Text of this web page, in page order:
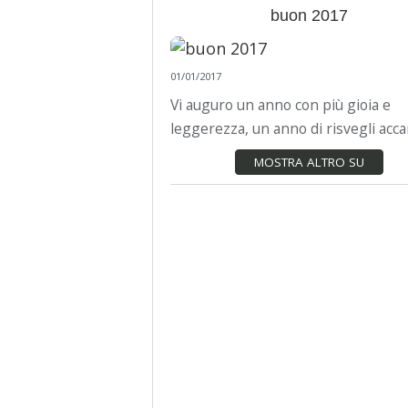
buon 2017
01/01/2017
Vi auguro un anno con più gioia e
leggerezza, un anno di risvegli
MOSTRA ALTRO SU